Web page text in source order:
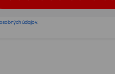
osobných údajov.